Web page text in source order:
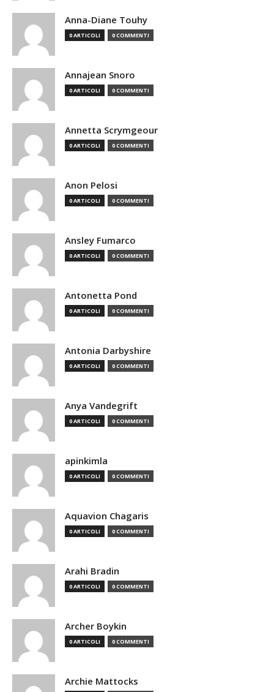
Anna-Diane Touhy
0 ARTICOLI 0 COMMENTI
Annajean Snoro
0 ARTICOLI 0 COMMENTI
Annetta Scrymgeour
0 ARTICOLI 0 COMMENTI
Anon Pelosi
0 ARTICOLI 0 COMMENTI
Ansley Fumarco
0 ARTICOLI 0 COMMENTI
Antonetta Pond
0 ARTICOLI 0 COMMENTI
Antonia Darbyshire
0 ARTICOLI 0 COMMENTI
Anya Vandegrift
0 ARTICOLI 0 COMMENTI
apinkimla
0 ARTICOLI 0 COMMENTI
Aquavion Chagaris
0 ARTICOLI 0 COMMENTI
Arahi Bradin
0 ARTICOLI 0 COMMENTI
Archer Boykin
0 ARTICOLI 0 COMMENTI
Archie Mattocks